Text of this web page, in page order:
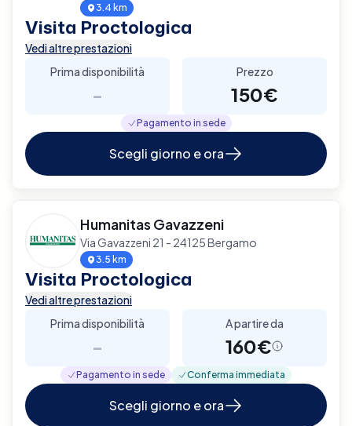
3.4 km
Visita Proctologica
Vedi altre prestazioni
Prima disponibilità
-
Prezzo
150€
Pagamento in sede
Scegli giorno e ora
Humanitas Gavazzeni
Via Gavazzeni 21 - 24125 Bergamo
3.5 km
Visita Proctologica
Vedi altre prestazioni
Prima disponibilità
-
A partire da
160€
Pagamento in sede Conferma immediata
Scegli giorno e ora